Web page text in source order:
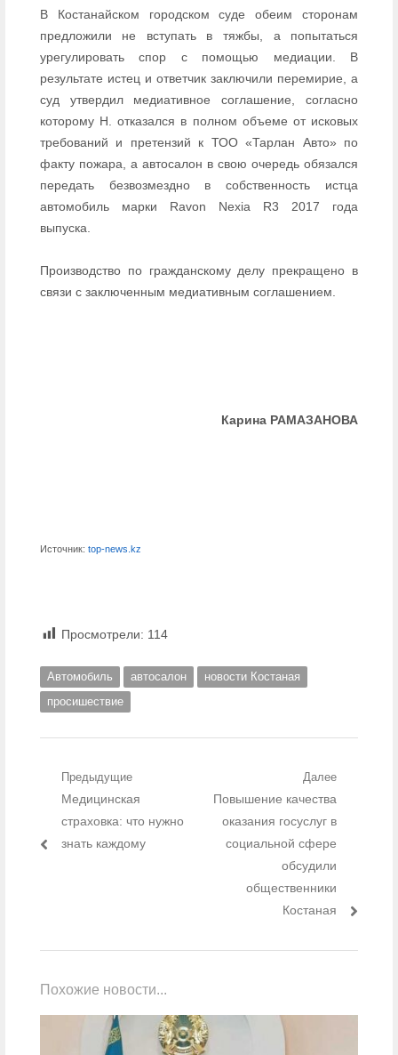
В Костанайском городском суде обеим сторонам
предложили не вступать в тяжбы, а попытаться
урегулировать спор с помощью медиации. В
результате истец и ответчик заключили перемирие, а
суд утвердил медиативное соглашение, согласно
которому Н. отказался в полном объеме от исковых
требований и претензий к ТОО «Тарлан Авто» по
факту пожара, а автосалон в свою очередь обязался
передать безвозмездно в собственность истца
автомобиль марки Ravon Nexia R3 2017 года
выпуска.
Производство по гражданскому делу прекращено в
связи с заключенным медиативным соглашением.
Карина РАМАЗАНОВА
Источник: top-news.kz
Просмотрели: 114
Автомобиль автосалон
новости Костаная
просишествие
Навигация по записям
Предыдущие
Предыдущий пост:
Медицинская
страховка: что нужно
знать каждому
Далее
Следующий пост:
Повышение качества
оказания госуслуг в
социальной сфере
обсудили
общественники
Костаная
Похожие новости...